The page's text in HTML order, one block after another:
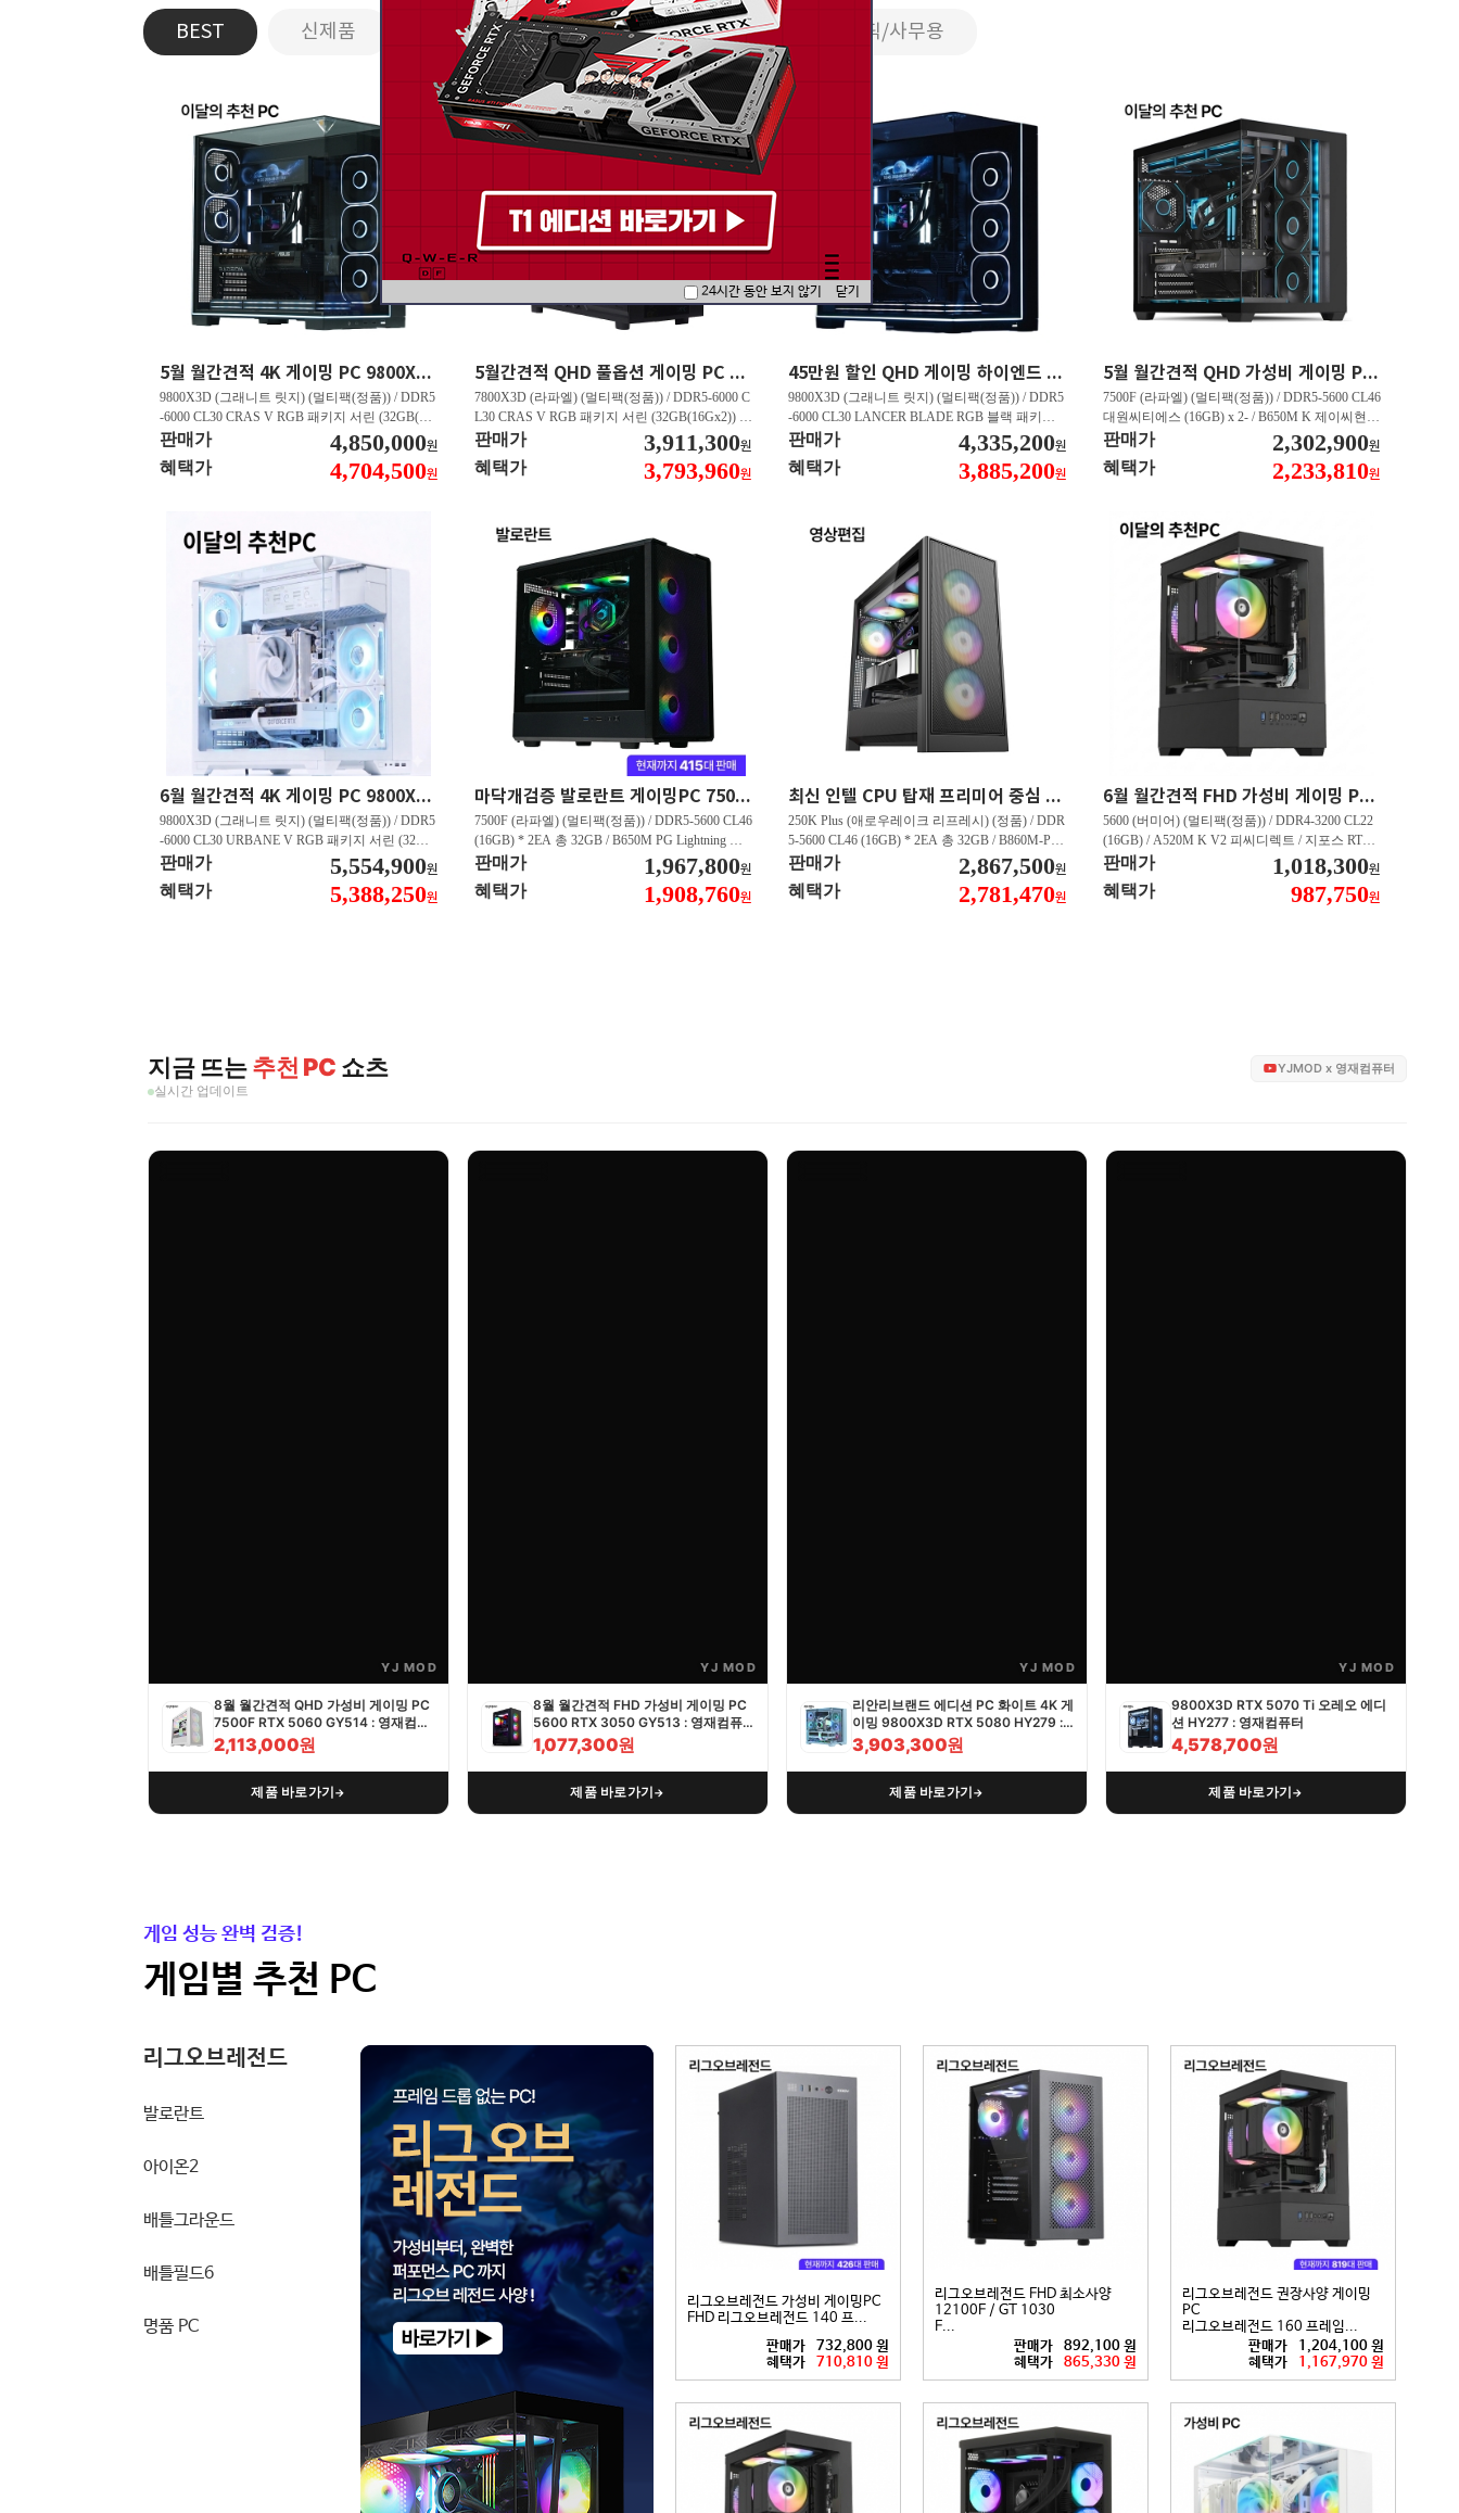
BEST 신제품 게이밍PC 영상편집/방송용 2D그래픽/사무용
5월 월간견적 4K 게이밍 PC 9800X3D RTX 5070 Ti GY508
9800X3D (그래니트 릿지) (멀티팩(정품)) / DDR5
-6000 CL30 CRAS V RGB 패키지 서린 (32GB(16
Gx2)) / B850M AORUS ELITE WIFI6E 피씨디렉
트 / 지포스 RTX 5070 Ti GAMING OC D7 16GB
피씨디렉트 / EXCERIA 히트싱크 M.2 NVMe (2T
판매가 4,850,000원
혜택가 4,704,500원
5월간견적 QHD 풀옵션 게이밍 PC 7800X3D RTX 5070 GY507
7800X3D (라파엘) (멀티팩(정품)) / DDR5-6000 C
L30 CRAS V RGB 패키지 서린 (32GB(16Gx2)) /
B850M AORUS ELITE WIFI6E 피씨디렉트 / 지포
스 RTX 5070 Infinity 3 D7 12GB 이엠텍 / EXCERI
A 히트싱크 M.2 NVMe (2TB)
판매가 3,911,300원
혜택가 3,793,960원
45만원 할인 QHD 게이밍 하이엔드 PC 9800X3D RX 9070 XT HY271
9800X3D (그래니트 릿지) (멀티팩(정품)) / DDR5
-6000 CL30 LANCER BLADE RGB 블랙 패키지
서린 (32GB(16Gx2)) / N9 X870E Black - 특가판매
/ 라데온 RX 9070 XT OC D6 16GB 대원씨티에스
/ EXCERIA PRO G2 M.2 NVMe (1TB)
판매가 4,335,200원
혜택가 3,885,200원
5월 월간견적 QHD 가성비 게이밍 PC 7500F RTX 5060 Ti GY506
7500F (라파엘) (멀티팩(정품)) / DDR5-5600 CL46
대원씨티에스 (16GB) x 2- / B650M K 제이씨현 /
T1 지포스 RTX 5060 TI OC D7 8GB 인텍앤컴퍼
니 / Gen4 4000E M.2 NVMe 피씨디렉트 (500GB)
판매가 2,302,900원
혜택가 2,233,810원
6월 월간견적 4K 게이밍 PC 9800X3D RTX 5080 GY512
9800X3D (그래니트 릿지) (멀티팩(정품)) / DDR5
-6000 CL30 URBANE V RGB 패키지 서린 (32GB
(16Gx2)) / B850M-PLUS WIFI7 W 대원씨티에스 /
지포스 RTX 5080 AERO OC SFF D7 16GB 제이
씨현 / EXCERIA 히트싱크 M.2 NVMe (2TB)
판매가 5,554,900원
혜택가 5,388,250원
마닥개검증 발로란트 게이밍PC 7500F/RTX5060 발로란트 FHD 500프레임 이상 GY102
7500F (라파엘) (멀티팩(정품)) / DDR5-5600 CL46
(16GB) * 2EA 총 32GB / B650M PG Lightning 에
즈윈 / 지포스 RTX 5060 DUAL D7 8GB 이엠텍 /
CN600 M.2 NVMe 디앤디컴 (512GB)
판매가 1,967,800원
혜택가 1,908,760원
최신 인텔 CPU 탑재 프리미어 중심 가성비 영상편집 PC 250K RTX 5060 추천PC VY113
250K Plus (애로우레이크 리프레시) (정품) / DDR
5-5600 CL46 (16GB) * 2EA 총 32GB / B860M-PL
US WIFI STCOM / 지포스 RTX 5060 DUAL D7 8
GB 이엠텍 / T500 M.2 NVMe 대원씨티에스 (1T
B)
판매가 2,867,500원
혜택가 2,781,470원
6월 월간견적 FHD 가성비 게이밍 PC 5600 RTX 3050 GY509
5600 (버미어) (멀티팩(정품)) / DDR4-3200 CL22
(16GB) / A520M K V2 피씨디렉트 / 지포스 RTX
3050 STORM X D6 6GB 이엠텍 / CN600 M.2 NV
Me 디앤디컴 (512GB)
판매가 1,018,300원
혜택가 987,750원
지금 뜨는추천 PC 쇼츠
실시간 업데이트
YJMOD x 영재컴퓨터
YJ MOD
8월 월간견적 QHD 가성비 게이밍 PC
7500F RTX 5060 GY514 : 영재컴퓨
터
2,113,000원
제품 바로가기→
YJ MOD
8월 월간견적 FHD 가성비 게이밍 PC
5600 RTX 3050 GY513 : 영재컴퓨
터
1,077,300원
제품 바로가기→
YJ MOD
리안리브랜드 에디션 PC 화이트 4K 게
이밍 9800X3D RTX 5080 HY279 :
영재컴퓨터
3,903,300원
제품 바로가기→
YJ MOD
9800X3D RTX 5070 Ti 오레오 에디
션 HY277 : 영재컴퓨터
4,578,700원
제품 바로가기→
게임 성능 완벽 검증!
게임별 추천 PC
리그오브레전드
발로란트
아이온2
배틀그라운드
배틀필드6
명품 PC
리그오브레전드 가성비 게이밍PC
FHD 리그오브레전드 140 프...
판매가
732,800 원
혜택가
710,810 원
리그오브레전드 FHD 최소사양
12100F / GT 1030
F...
판매가
892,100 원
혜택가
865,330 원
리그오브레전드 권장사양 게이밍
PC
리그오브레전드 160 프레임...
판매가
1,204,100 원
혜택가
1,167,970 원
24시간 동안 보지 않기 닫기